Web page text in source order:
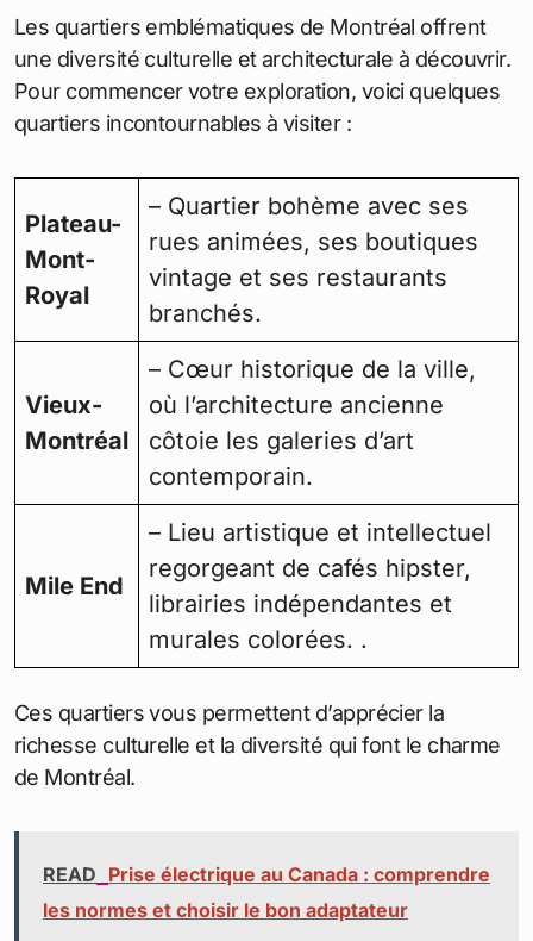
Les quartiers emblématiques de Montréal offrent
une diversité culturelle et architecturale à découvrir.
Pour commencer votre exploration, voici quelques
quartiers incontournables à visiter :
Plateau-
Mont-
Royal
– Quartier bohème avec ses
rues animées, ses boutiques
vintage et ses restaurants
branchés.
Vieux-
Montréal
– Cœur historique de la ville,
où l’architecture ancienne
côtoie les galeries d’art
contemporain.
Mile End
– Lieu artistique et intellectuel
regorgeant de cafés hipster,
librairies indépendantes et
murales colorées. .
Ces quartiers vous permettent d’apprécier la
richesse culturelle et la diversité qui font le charme
de Montréal.
READ Prise électrique au Canada : comprendre
les normes et choisir le bon adaptateur